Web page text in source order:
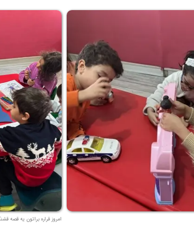
امروز قراره براتون یه قصه